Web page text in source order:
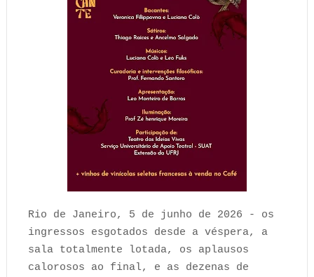
Rio de Janeiro, 5 de junho de 2026 - os
ingressos esgotados desde a véspera, a
sala totalmente lotada, os aplausos
calorosos ao final, e as dezenas de